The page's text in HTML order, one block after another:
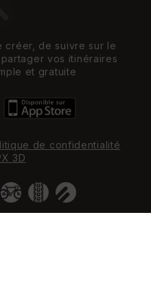
créer, de suivre sur le
vos itinéraires
et gratuite
de confidentialité
3D